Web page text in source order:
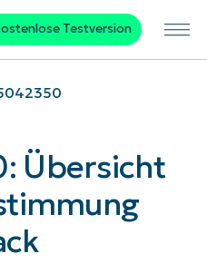
Testversion
Übersicht